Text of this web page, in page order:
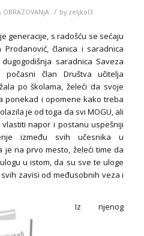
OBRAZOVANjA / by zeljkol3
generacije, s radošću se sećaju
članica i saradnica
saradnica Saveza
član Društva učitelja
po školama, želeći da svoje
ponekad i opomene kako treba
je od toga da svi MOGU, ali
napor i postanu uspešniji
između svih učesnika u
je na prvo mesto, želeći time da
u istom, da su sve te uloge
zavisi od međusobnih veza i
Iz njenog